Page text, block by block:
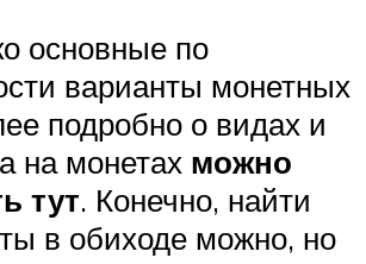
основные по
варианты монетных
подробно о видах и
на монетах можно
тут. Конечно, найти
в обиходе можно, но